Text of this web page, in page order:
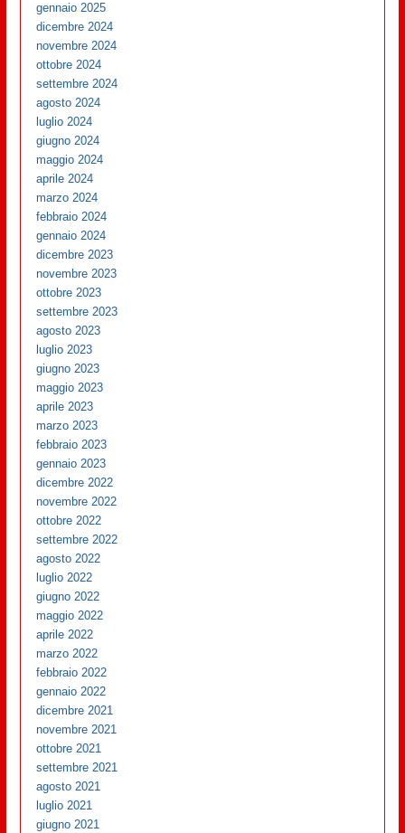
gennaio 2025
dicembre 2024
novembre 2024
ottobre 2024
settembre 2024
agosto 2024
luglio 2024
giugno 2024
maggio 2024
aprile 2024
marzo 2024
febbraio 2024
gennaio 2024
dicembre 2023
novembre 2023
ottobre 2023
settembre 2023
agosto 2023
luglio 2023
giugno 2023
maggio 2023
aprile 2023
marzo 2023
febbraio 2023
gennaio 2023
dicembre 2022
novembre 2022
ottobre 2022
settembre 2022
agosto 2022
luglio 2022
giugno 2022
maggio 2022
aprile 2022
marzo 2022
febbraio 2022
gennaio 2022
dicembre 2021
novembre 2021
ottobre 2021
settembre 2021
agosto 2021
luglio 2021
giugno 2021